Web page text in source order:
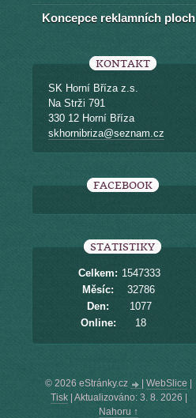
Koncepce reklamních ploch
KONTAKT
SK Horní Bříza z.s.
Na Strži 791
330 12 Horní Bříza
skhornibriza@seznam.cz
FACEBOOK
STATISTIKY
Online: 18
Celkem: 1547333
Měsíc:
32786
Den:
1077
© 2026 eStránky.cz WebSlice
Tisk| Aktualizováno: 3. 8. 2026
Nahoru ↑